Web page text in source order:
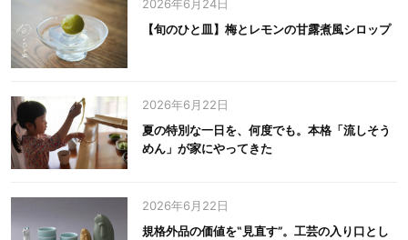
2026年6月24日
【旬のひと皿】梅とレモンの甘露煮風シロップ
2026年6月22日
夏の特別な一日を、何度でも。本格「流しそう
めん」が家にやってきた
2026年6月22日
規格外品の価値を‟見直す”。工芸の入り口とし